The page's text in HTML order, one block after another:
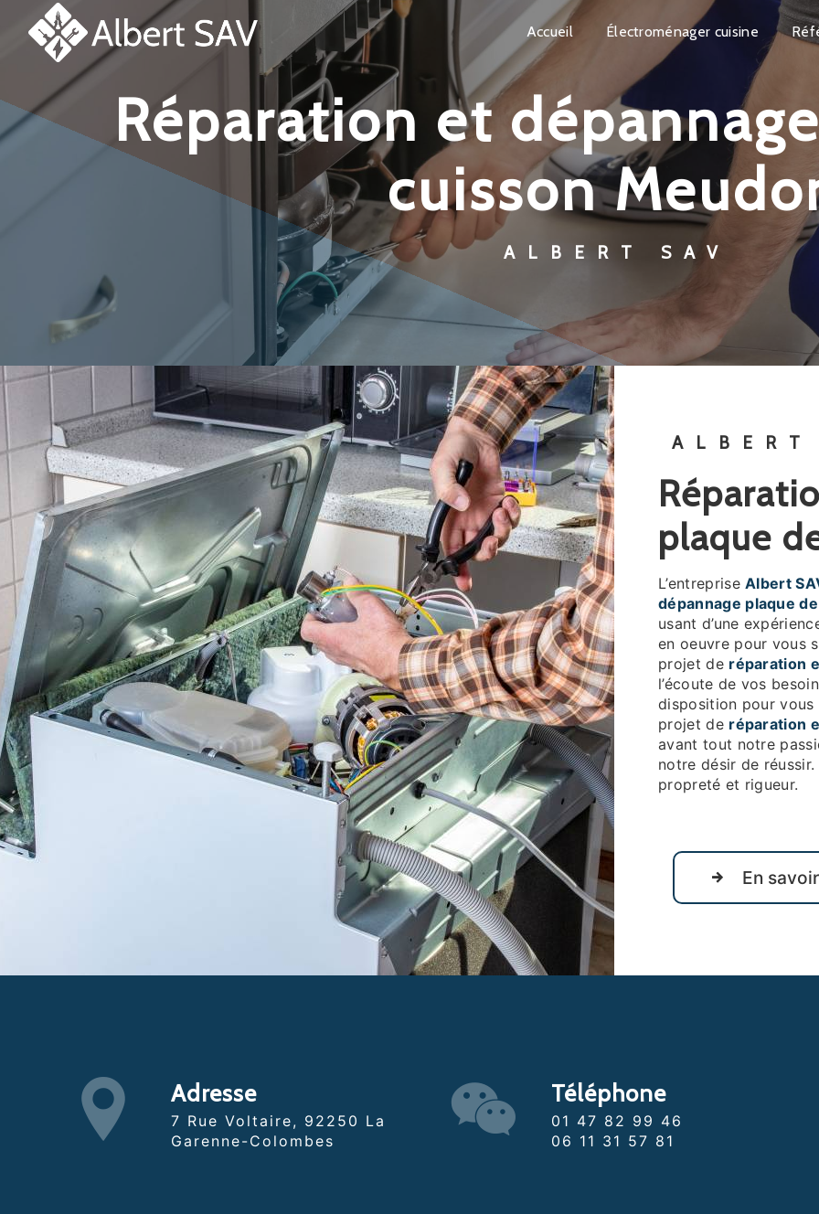
Accueil Électroménager cuisine
réparation et dépannage plaque de
cuisson
ALBERT SAV
réparation et dépannage
plaque
L’entrepriseAlbert
dépannage plaque
usant d’une
en oeuvre pour vous
projet de réparation
l’écoute de vos
disposition pour vous
projet de réparation
avant tout notre
notre désir de
propreté et rigueur.
En
Adresse
7 Rue Voltaire, 92250 La
Garenne-Colombes
Téléphone
01 47 82 99 46
06 11 31 57 81
Panneau de gestion des cookies